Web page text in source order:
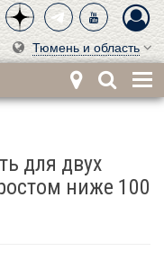
Тюмень и область
для двух
ниже 100